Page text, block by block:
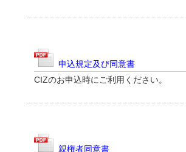
申込規定及び同意書
CIZのお申込時にご利用ください。
親権者同意書